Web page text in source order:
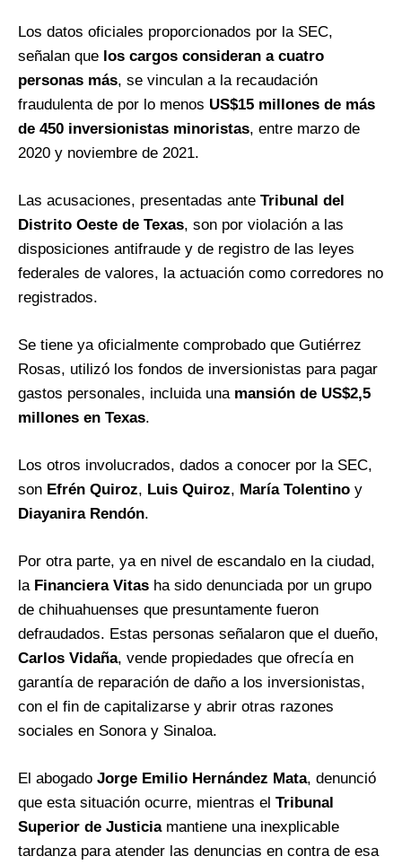
Los datos oficiales proporcionados por la SEC,
señalan que los cargos consideran a cuatro
personas más, se vinculan a la recaudación
fraudulenta de por lo menos US$15 millones de más
de 450 inversionistas minoristas, entre marzo de
2020 y noviembre de 2021.
Las acusaciones, presentadas ante Tribunal del
Distrito Oeste de Texas, son por violación a las
disposiciones antifraude y de registro de las leyes
federales de valores, la actuación como corredores no
registrados.
Se tiene ya oficialmente comprobado que Gutiérrez
Rosas, utilizó los fondos de inversionistas para pagar
gastos personales, incluida una mansión de US$2,5
millones en Texas.
Los otros involucrados, dados a conocer por la SEC,
son Efrén Quiroz, Luis Quiroz, María Tolentino y
Diayanira Rendón.
Por otra parte, ya en nivel de escandalo en la ciudad,
laFinanciera Vitas ha sido denunciada por un grupo
de chihuahuenses que presuntamente fueron
defraudados. Estas personas señalaron que el dueño,
Carlos Vidaña, vende propiedades que ofrecía en
garantía de reparación de daño a los inversionistas,
con el fin de capitalizarse y abrir otras razones
sociales en Sonora y Sinaloa.
El abogado Jorge Emilio Hernández Mata, denunció
que esta situación ocurre, mientras el Tribunal
Superior de Justiciamantiene una inexplicable
tardanza para atender las denuncias en contra de esa